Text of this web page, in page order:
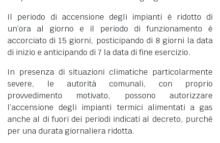
Il periodo di accensione degli impianti è ridotto di
un’ora al giorno e il periodo di funzionamento è
accorciato di 15 giorni, posticipando di 8 giorni la data
di inizio e anticipando di 7 la data di fine esercizio.
In presenza di situazioni climatiche particolarmente
severe, le autorità comunali, con proprio
provvedimento motivato, possono autorizzare
l’accensione degli impianti termici alimentati a gas
anche al di fuori dei periodi indicati al decreto, purché
per una durata giornaliera ridotta.